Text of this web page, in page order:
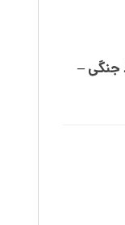
جنگی –